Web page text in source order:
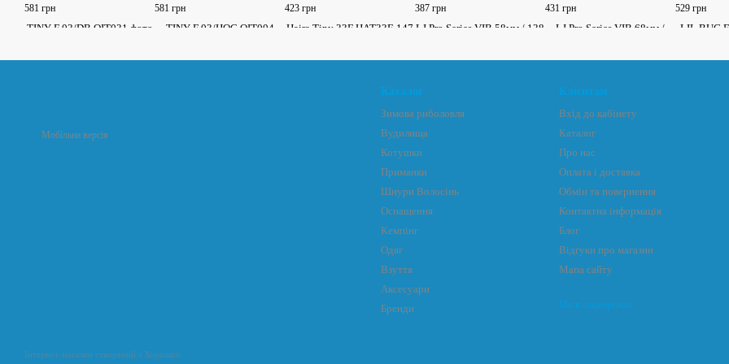
581 грн
581 грн
423 грн
387 грн
431 грн
529 грн
Мобільна версія
Інтернет-магазин створений з Хорошоп
Каталог
Зимова риболовля
Вудилища
Котушки
Приманки
Шнури Волосінь
Оснащення
Кемпінг
Одяг
Взуття
Аксесуари
Бренди
Клієнтам
Вхід до кабінету
Каталог
Про нас
Оплата і доставка
Обмін та повернення
Контактна інформація
Блог
Відгуки про магазин
Мапа сайту
Ми в соцмережах